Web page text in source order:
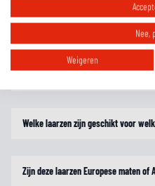
Wat is de pasvorm van deze laarzen?
Welke laarzen zijn geschikt voor
Zijn deze laarzen Europese maten of
Nee,
Weigeren